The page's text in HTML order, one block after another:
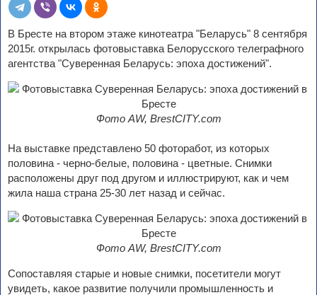
В Бресте на втором этаже кинотеатра "Беларусь" 8 сентября
2015г. открылась фотовыставка Белорусского телеграфного
агентства "Суверенная Беларусь: эпоха достижений".
Фото AW, BrestCITY.com
На выставке представлено 50 фоторабот, из которых
половина - черно-белые, половина - цветные. Снимки
расположены друг под другом и иллюстрируют, как и чем
жила наша страна 25-30 лет назад и сейчас.
Фото AW, BrestCITY.com
Сопоставляя старые и новые снимки, посетители могут
увидеть, какое развитие получили промышленность и